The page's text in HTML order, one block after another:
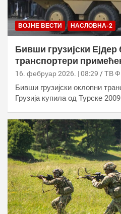
ВОЈНЕ ВЕСТИ НАСЛОВНА-2
Бивши грузијски Ејдер
транспортери
16. фебруар 2026. | 08:29 ТВ
Бивши грузијски оклопни
Грузија купила од Турске